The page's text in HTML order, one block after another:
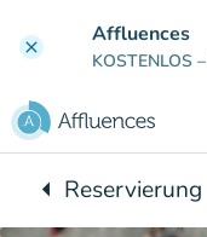
clear Affluences
KOSTENLOS
arrow_leftZurück zu:
Reservierung